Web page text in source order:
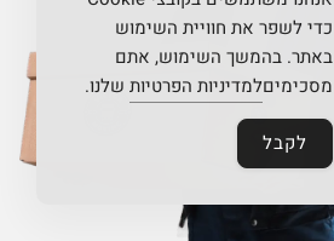
כדי לשפר את חוויית השימוש
באתר. בהמשך השימוש, אתם
מסכימיםלמדיניות הפרטיות שלנו.
לקבל